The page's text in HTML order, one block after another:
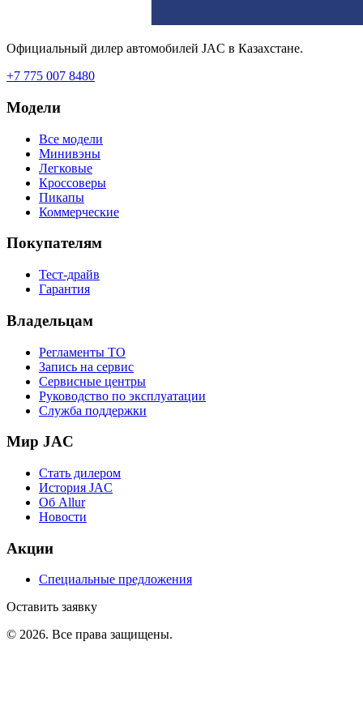
Официальный дилер автомобилей JAC в Казахстане.
+7 775 007 8480
Модели
Все модели
Минивэны
Легковые
Кроссоверы
Пикапы
Коммерческие
Покупателям
Тест-драйв
Гарантия
Владельцам
Регламенты ТО
Запись на сервис
Сервисные центры
Руководство по эксплуатации
Служба поддержки
Мир JAC
Стать дилером
История JAC
Об Allur
Новости
Акции
Специальные предложения
Оставить заявку
© 2026. Все права защищены.